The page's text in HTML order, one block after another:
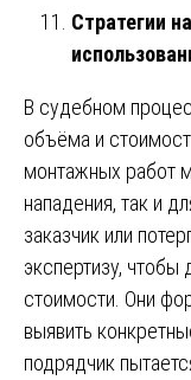
Стратегии
В судебном
объёма и
монтажных работ
нападения, так и
заказчик или
экспертизу,
стоимости. Они
выявить
подрядчик